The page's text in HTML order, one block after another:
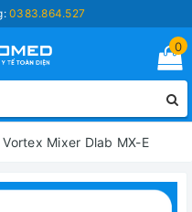
0383.864.527
0
Mixer Dlab MX-E